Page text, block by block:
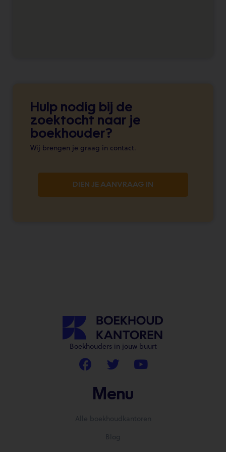
Hulp nodig bij de
zoektocht naar je
boekhouder?
Wij brengen je graag in contact.
DIEN JE AANVRAAG IN
Boekhouders in jouw buurt
Menu
Alle boekhoudkantoren
Blog